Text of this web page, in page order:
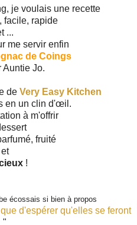
je voulais une recette
facile, rapide
...
me servir enfin
de Coings
Auntie Jo.
de Very Easy Kitchen
en un clin d'œil.
à m'offrir
fruité
et
!
écossais si bien à propos
d'espérer qu'elles se feront
"